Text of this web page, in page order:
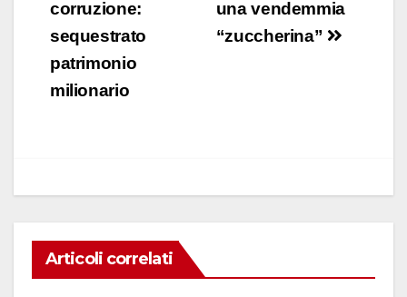
e
b
o
o
di
vi
articoli
una vendemmia
“zuccherina”
corruzione:
sequestrato
patrimonio
milionario
Articoli correlati